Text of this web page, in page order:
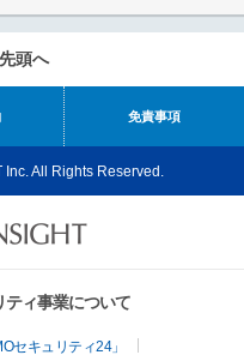
頭へ
免責事項
All Rights Reserved.
ティ事業について
セキュリティ24」